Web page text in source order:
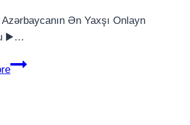
Ən Yaxşı Onlayn
▶️…
Pin